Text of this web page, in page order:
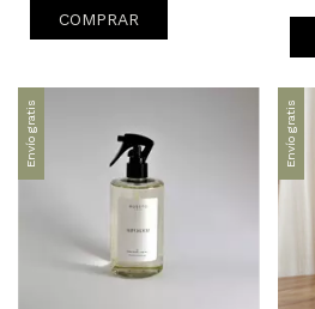
Envío gratis Envío gratis